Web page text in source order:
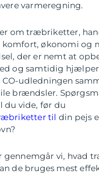
varmeregning.
om træbriketter,
komfort, økonomi og
der er nemt at
og samtidig
CO-udledningen
brændsler.
du vide, før du
til din pejs
gennemgår vi, hvad
de bruges mest